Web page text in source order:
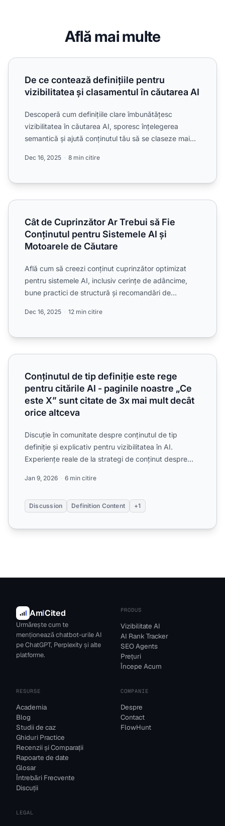
Află mai multe
De ce contează definițiile pentru vizibilitatea și
De ce contează definițiile pentru
vizibilitatea și clasamentul în căutarea AI
Descoperă cum definițiile clare îmbunătățesc
vizibilitatea în căutarea AI, sporesc înțelegerea
semantică și ajută conținutul tău să se claseze mai
Dec 16, 2025 8 min citire
Cât de Cuprinzător Ar Trebui să Fie Conținutul pentru
Cât de Cuprinzător Ar Trebui să Fie
Conținutul pentru Sistemele AI și
Motoarele de Căutare
Află cum să creezi conținut cuprinzător optimizat
pentru sistemele AI, inclusiv cerințe de adâncime,
bune practici de structură și recomandări de
Dec 16, 2025 12 min citire
Conținutul de tip definiție este rege pentru citările AI -
Conținutul de tip definiție este rege
pentru citările AI - paginile noastre „Ce
este X” sunt citate de 3x mai mult decât
orice altceva
Discuție în comunitate despre conținutul de tip
definiție și explicativ pentru vizibilitatea în AI.
Experiențe reale de la strategi de conținut despre
Jan 9, 2026 6 min citire
Discussion Definition Content +1
AmICited
Urmărește cum te
menționează chatbot-urile AI
pe ChatGPT, Perplexity și alte
platforme.
PRODUS
Vizibilitate AI
AI Rank Tracker
SEO Agents
Prețuri
Începe Acum
RESURSE
Academia
Blog
Studii de caz
Ghiduri Practice
Recenzii și Comparații
Rapoarte de date
Glosar
Întrebări Frecvente
Discuții
COMPANIE
Despre
Contact
FlowHunt
LEGAL